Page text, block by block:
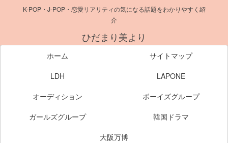
K-POP・J-POP・恋愛リアリティの気になる話題をわかりやすく紹
介
ひだまり美より
ホーム
サイトマップ
LDH
LAPONE
オーディション
ボーイズグループ
ガールズグループ
韓国ドラマ
大阪万博